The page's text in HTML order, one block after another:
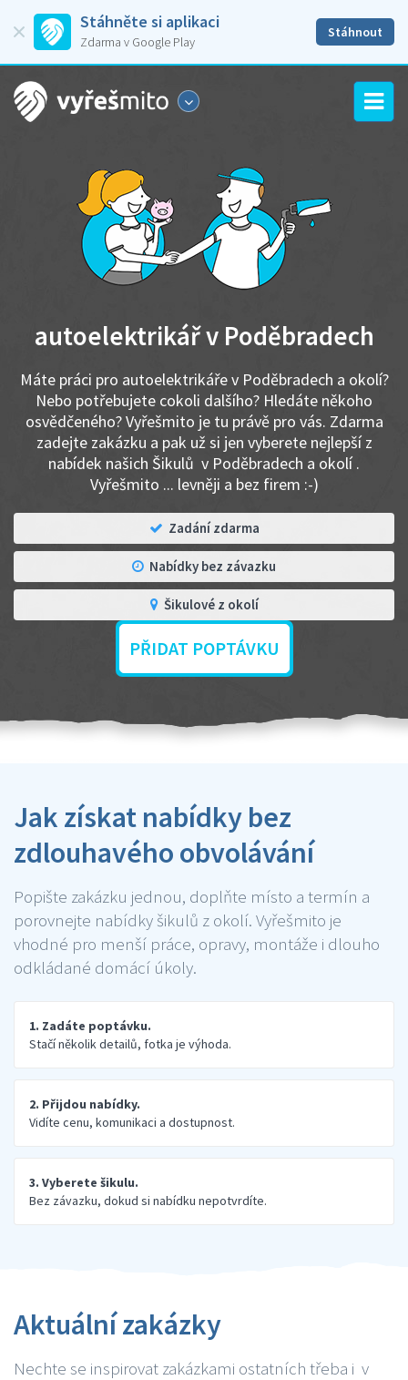
Stáhněte si aplikaci
Zdarma v Google Play
Stáhnout
autoelektrikář v Poděbradech
Máte práci pro autoelektrikáře v Poděbradech a okolí?
Nebo potřebujete cokoli dalšího? Hledáte někoho
osvědčeného? Vyřešmito je tu právě pro vás. Zdarma
zadejte zakázku a pak už si jen vyberete nejlepší z
nabídek našich Šikulů v Poděbradech a okolí .
Vyřešmito ... levněji a bez firem :-)
Zadání zdarma
Nabídky bez závazku
Šikulové z okolí
PŘIDAT POPTÁVKU
Jak získat nabídky bez
zdlouhavého obvolávání
Popište zakázku jednou, doplňte místo a termín a
porovnejte nabídky šikulů z okolí. Vyřešmito je
vhodné pro menší práce, opravy, montáže i dlouho
odkládané domácí úkoly.
1. Zadáte poptávku.
Stačí několik detailů, fotka je výhoda.
2. Přijdou nabídky.
Vidíte cenu, komunikaci a dostupnost.
3. Vyberete šikulu.
Bez závazku, dokud si nabídku nepotvrdíte.
Aktuální zakázky
Nechte se inspirovat zakázkami ostatních třeba i v